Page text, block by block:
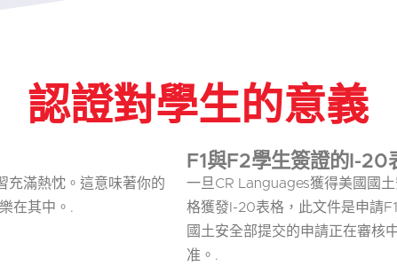
認證對學生的意義
充滿熱忱。這意味著你的
在其中。.
F1與F2學生簽證的I-20
一旦CR Languages獲得美國國
格獲發I-20表格，此文件是申請
國土安全部提交的申請正在審核
准。.